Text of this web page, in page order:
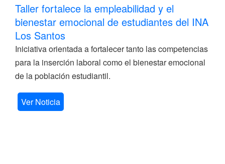
Taller fortalece la empleabilidad y el
bienestar emocional de estudiantes del INA
Los Santos
Iniciativa orientada a fortalecer tanto las competencias
para la inserción laboral como el bienestar emocional
de la población estudiantil.
Ver Noticia